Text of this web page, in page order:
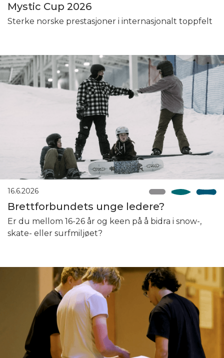
Mystic Cup 2026
Sterke norske prestasjoner i internasjonalt toppfelt
16.6.2026
Brettforbundets unge ledere?
Er du mellom 16-26 år og keen på å bidra i snow-,
skate- eller surfmiljøet?